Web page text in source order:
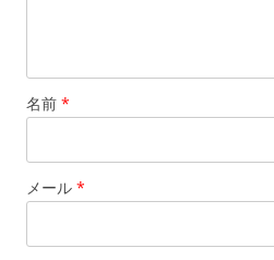
名前 *
メール *